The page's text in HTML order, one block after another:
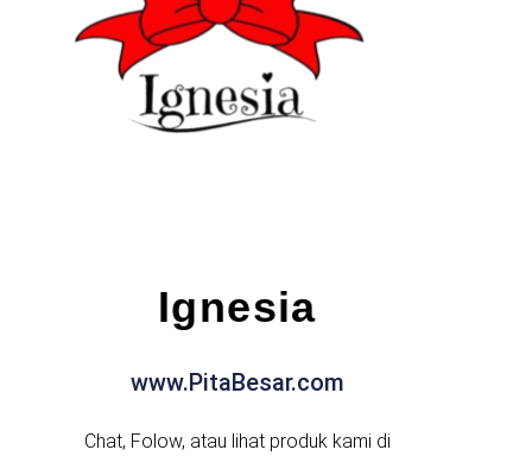
Ignesia
www.PitaBesar.com
Chat, Folow, atau lihat produk kami di